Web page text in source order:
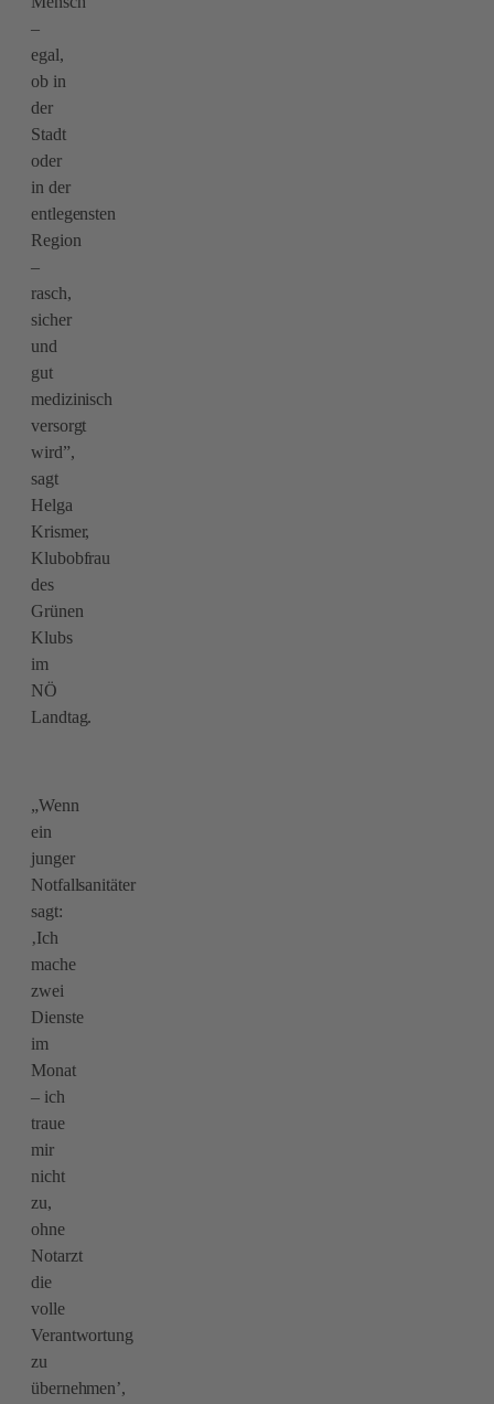
–
egal,
ob in
der
Stadt
oder
in der
entlegensten
Region
–
rasch,
sicher
und
gut
medizinisch
versorgt
wird”,
sagt
Helga
Krismer,
Klubobfrau
des
Grünen
Klubs
im
NÖ
Landtag.
„Wenn
ein
junger
Notfallsanitäter
sagt:
‚Ich
mache
zwei
Dienste
im
Monat
– ich
traue
mir
nicht
zu,
ohne
Notarzt
die
volle
Verantwortung
zu
übernehmen’,